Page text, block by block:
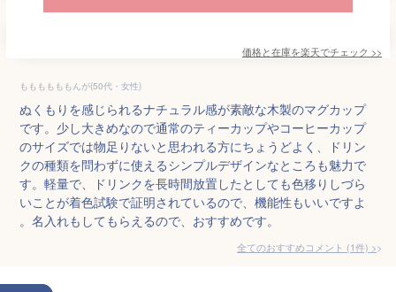
価格と在庫を楽天でチェック >>
ももももももんが(50代・女性)
ぬくもりを感じられるナチュラル感が素敵な木製のマグカップ
です。少し大きめなので通常のティーカップやコーヒーカップ
のサイズでは物足りないと思われる方にちょうどよく、ドリン
クの種類を問わずに使えるシンプルデザインなところも魅力で
す。軽量で、ドリンクを長時間放置したとしても色移りしづら
いことが着色試験で証明されているので、機能性もいいですよ
。名入れもしてもらえるので、おすすめです。
全てのおすすめコメント (1件) >